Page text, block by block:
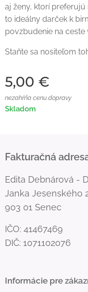
aj ženy, ktorí
to ideálny darček k
povzbudenie na ceste
Staňte sa nositeľom
5,00 €
nezahŕňa cenu dopravy
Skladom
Fakturačná
Edita Debnárová -
Janka Jesenského
903 01 Senec
IČO: 41467469
DIČ: 1071102076
Informácie pre